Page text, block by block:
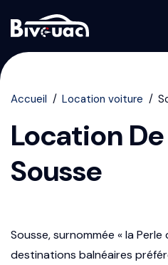
Accueil Location voiture
Location
Sousse
Sousse, surnommée « la
destinations balnéaires